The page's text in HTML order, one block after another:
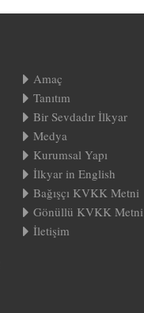
Amaç
Tanıtım
Bir Sevdadır İlkyar
Medya
Kurumsal Yapı
İlkyar in English
Bağışçı KVKK Metni
Gönüllü KVKK Metni
İletişim